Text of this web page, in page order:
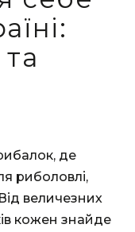
де
риболовлі,
величезних
кожен знайде